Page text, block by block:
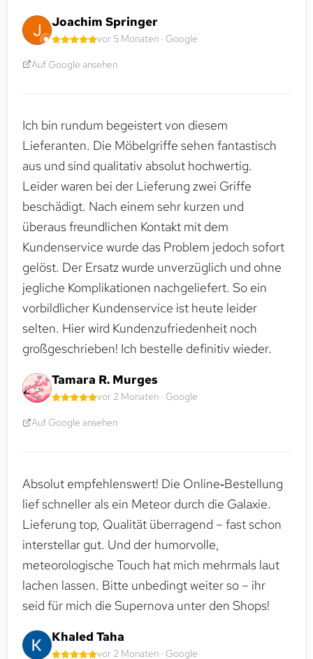
Joachim Springer
vor 5 Monaten · Google
Auf Google ansehen
Ich bin rundum begeistert von diesem
Lieferanten. Die Möbelgriffe sehen fantastisch
aus und sind qualitativ absolut hochwertig.
Leider waren bei der Lieferung zwei Griffe
beschädigt. Nach einem sehr kurzen und
überaus freundlichen Kontakt mit dem
Kundenservice wurde das Problem jedoch sofort
gelöst. Der Ersatz wurde unverzüglich und ohne
jegliche Komplikationen nachgeliefert. So ein
vorbildlicher Kundenservice ist heute leider
selten. Hier wird Kundenzufriedenheit noch
großgeschrieben! Ich bestelle definitiv wieder.
Tamara R. Murges
vor 2 Monaten · Google
Auf Google ansehen
Absolut empfehlenswert! Die Online‑Bestellung
lief schneller als ein Meteor durch die Galaxie.
Lieferung top, Qualität überragend – fast schon
interstellar gut. Und der humorvolle,
meteorologische Touch hat mich mehrmals laut
lachen lassen. Bitte unbedingt weiter so – ihr
seid für mich die Supernova unter den Shops!
Khaled Taha
vor 2 Monaten · Google